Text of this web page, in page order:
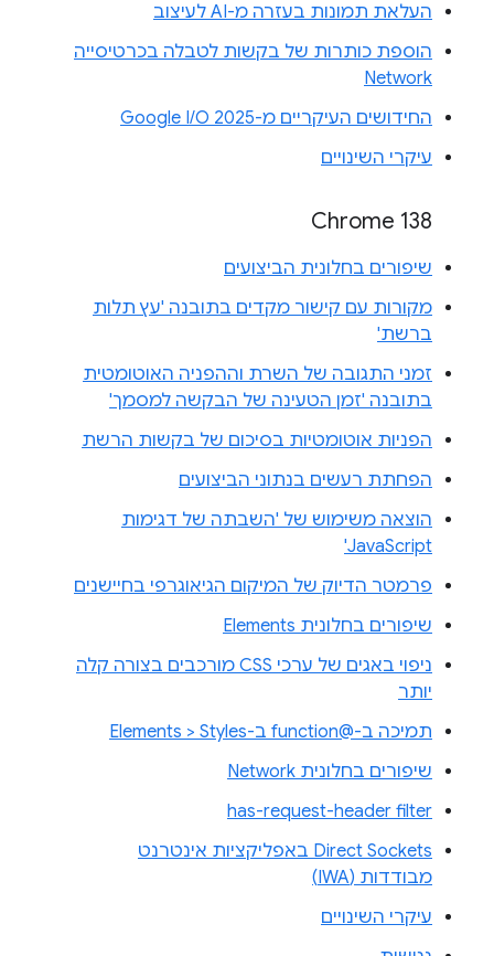
העלאת תמונות בעזרה מ-AI לעיצוב
הוספת כותרות של בקשות לטבלה בכרטיסייה
Network
החידושים העיקריים מ-Google I/O 2025
עיקרי השינויים
Chrome 138
שיפורים בחלונית הביצועים
מקורות עם קישור מקדים בתובנה 'עץ תלות
ברשת'
זמני התגובה של השרת וההפניה האוטומטית
בתובנה 'זמן הטעינה של הבקשה למסמך'
הפניות אוטומטיות בסיכום של בקשות הרשת
הפחתת רעשים בנתוני הביצועים
הוצאה משימוש של 'השבתה של דגימות
JavaScript'
פרמטר הדיוק של המיקום הגיאוגרפי בחיישנים
שיפורים בחלונית Elements
ניפוי באגים של ערכי CSS מורכבים בצורה קלה
יותר
תמיכה ב-@function ב-Elements > Styles
שיפורים בחלונית Network
has-request-header filter
Direct Sockets באפליקציות אינטרנט
מבודדות (IWA)
עיקרי השינויים